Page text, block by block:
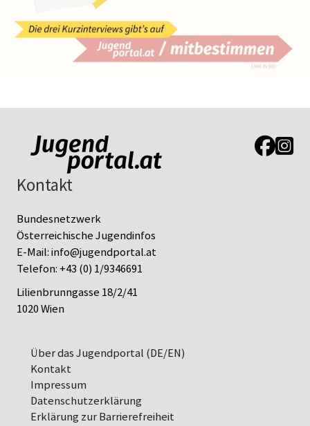
Link zur
Link
Kontakt
Bundesnetzwerk
Österreichische Jugendinfos
E-Mail:info@jugendportal.at
Telefon:+43 (0) 1/9346691
Lilienbrunngasse 18/2/41
1020 Wien
Über das Jugendportal (DE/EN)
Kontakt
Impressum
Datenschutz­erklärung
Erklärung zur Barrierefreiheit